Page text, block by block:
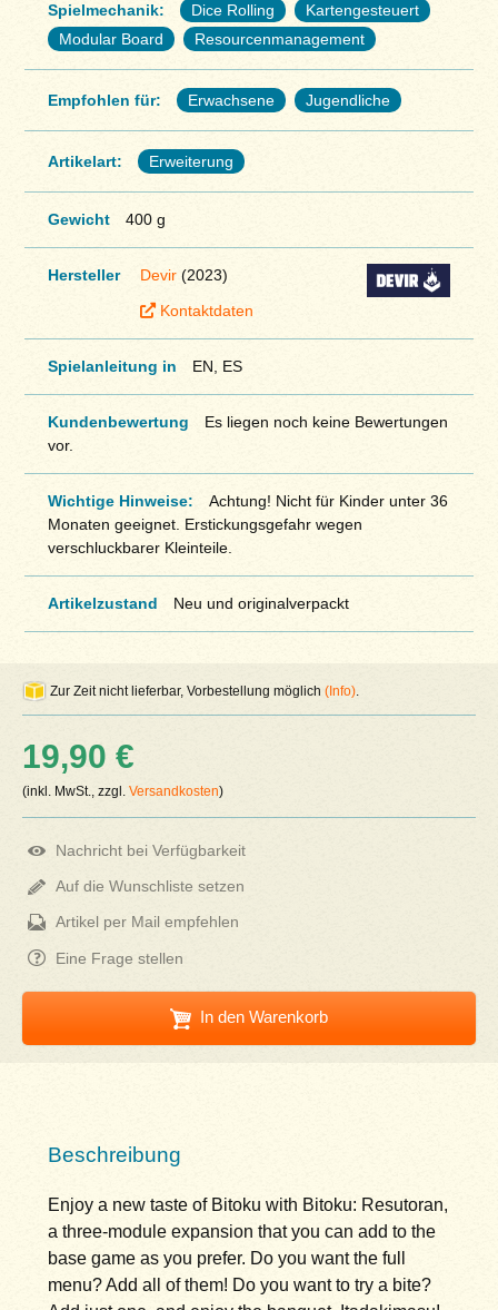
Spielmechanik: Dice Rolling
Kartengesteuert
Modular Board
Resourcenmanagement
Empfohlen für: Erwachsene Jugendliche
Artikelart: Erweiterung
Gewicht 400 g
Hersteller Devir(2023)
Kontaktdaten
Spielanleitung in EN, ES
Kundenbewertung
Es liegen noch keine Bewertungen
vor.
Wichtige Hinweise:
Achtung! Nicht für Kinder unter 36
Monaten geeignet. Erstickungsgefahr wegen
verschluckbarer Kleinteile.
Artikelzustand Neu und originalverpackt
Zur Zeit nicht lieferbar, Vorbestellung möglich(Info)
19,90 €
(inkl. MwSt., zzgl.Versandkosten)
Nachricht bei Verfügbarkeit
Auf die Wunschliste setzen
Artikel per Mail empfehlen
Eine Frage stellen
In den Warenkorb
Beschreibung
Enjoy a new taste of Bitoku with Bitoku: Resutoran,
a three-module expansion that you can add to the
base game as you prefer. Do you want the full
menu? Add all of them! Do you want to try a bite?